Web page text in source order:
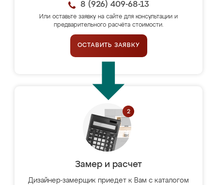
8 (926) 409-68-13
Или оставьте заявку на сайте для консультации и
предварительного расчёта стоимости.
ОСТАВИТЬ ЗАЯВКУ
Замер и расчет
Дизайнер-замерщик приедет к Вам с каталогом